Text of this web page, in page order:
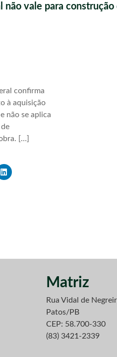
não vale para construção
confirma
à aquisição
não se aplica
[…]
Matriz
Rua Vidal de
Patos/PB
CEP: 58.700-330
(83) 3421-2339